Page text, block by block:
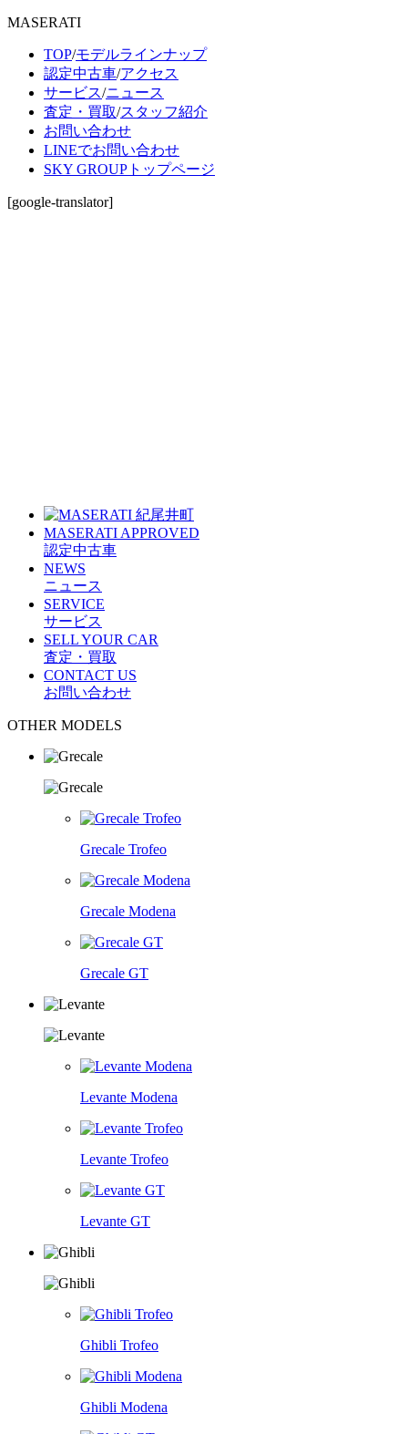
MASERATI
TOP/モデルラインナップ
認定中古車/アクセス
サービス/ニュース
査定・買取/スタッフ紹介
お問い合わせ
LINEでお問い合わせ
SKY GROUPトップページ
[google-translator]
MASERATI APPROVED
認定中古車
NEWS
ニュース
SERVICE
サービス
SELL YOUR CAR
査定・買取
CONTACT US
お問い合わせ
OTHER MODELS
Grecale Trofeo
Grecale Modena
Grecale GT
Levante Modena
Levante Trofeo
Levante GT
Ghibli Trofeo
Ghibli Modena